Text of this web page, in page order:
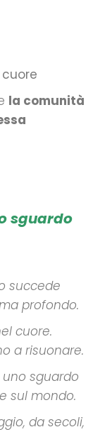
la comunità
sguardo
succede
profondo.
cuore.
a risuonare.
sguardo
sul mondo.
da secoli,